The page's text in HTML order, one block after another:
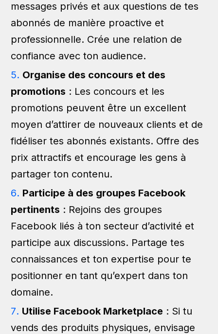
messages privés et aux questions de tes
abonnés de manière proactive et
professionnelle. Crée une relation de
confiance avec ton audience.
Organise des concours et des
promotions : Les concours et les
promotions peuvent être un excellent
moyen d’attirer de nouveaux clients et de
fidéliser tes abonnés existants. Offre des
prix attractifs et encourage les gens à
partager ton contenu.
Participe à des groupes Facebook
pertinents : Rejoins des groupes
Facebook liés à ton secteur d’activité et
participe aux discussions. Partage tes
connaissances et ton expertise pour te
positionner en tant qu’expert dans ton
domaine.
Utilise Facebook Marketplace : Si tu
vends des produits physiques, envisage